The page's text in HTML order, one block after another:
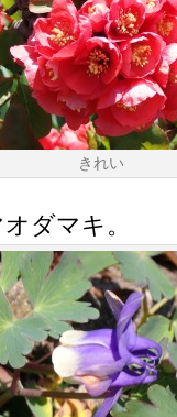
きれい
ダマキ。